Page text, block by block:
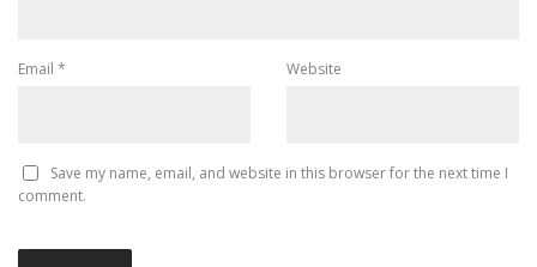
Email * Website
Save my name, email, and website in this browser for the next time I
comment.